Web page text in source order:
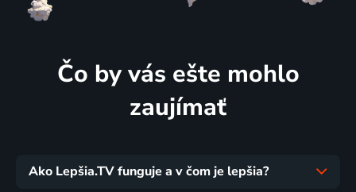
Čo by vás ešte mohlo
zaujímať
Ako Lepšia.TV funguje a v čom je lepšia?